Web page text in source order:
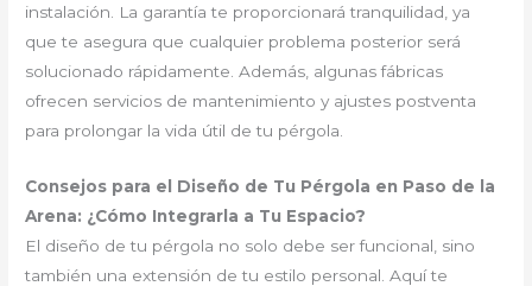
instalación. La garantía te proporcionará tranquilidad, ya
que te asegura que cualquier problema posterior será
solucionado rápidamente. Además, algunas fábricas
ofrecen servicios de mantenimiento y ajustes postventa
para prolongar la vida útil de tu pérgola.
Consejos para el Diseño de Tu Pérgola en Paso de la
Arena: ¿Cómo Integrarla a Tu Espacio?
El diseño de tu pérgola no solo debe ser funcional, sino
también una extensión de tu estilo personal. Aquí te